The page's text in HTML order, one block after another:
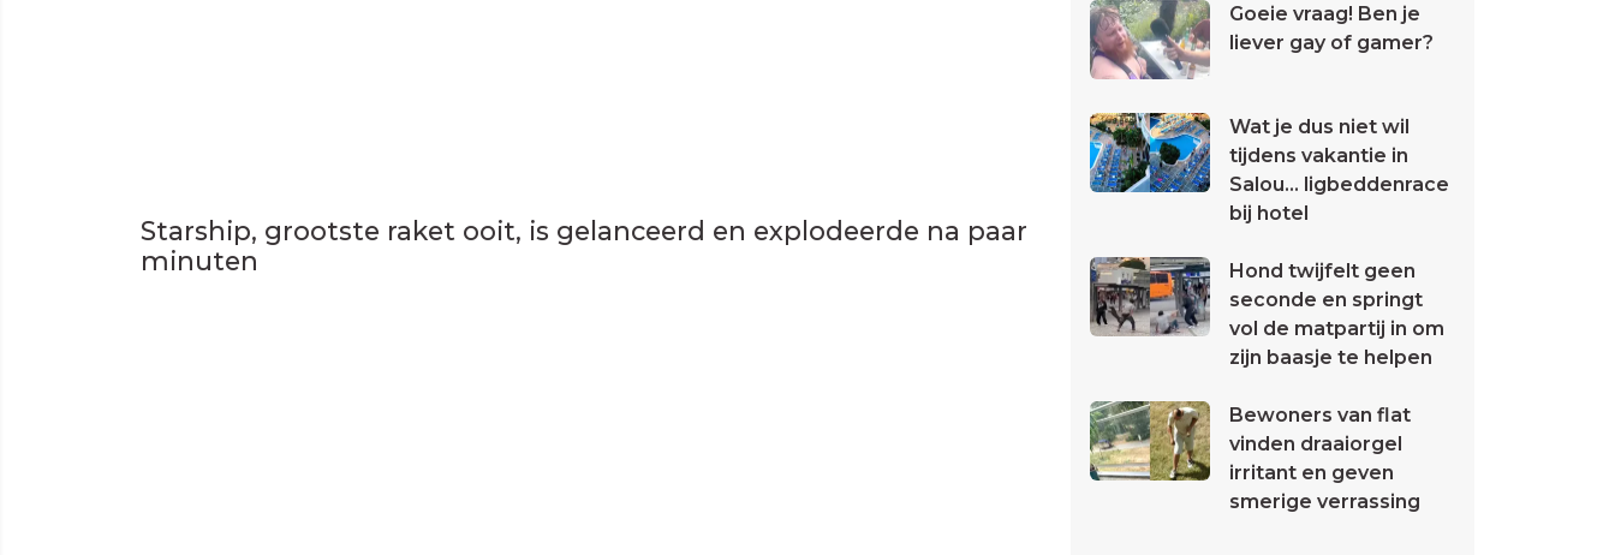
Starship, grootste raket ooit, is gelanceerd en explodeerde na paar
minuten
Goeie vraag! Ben je
liever gay of gamer?
Wat je dus niet wil
tijdens vakantie in
Salou... ligbeddenrace
bij hotel
Hond twijfelt geen
seconde en springt
vol de matpartij in om
zijn baasje te helpen
Bewoners van flat
vinden draaiorgel
irritant en geven
smerige verrassing